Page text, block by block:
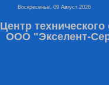
Воскресенье, 09 Август 2026
Центр
ООО "Экселент-